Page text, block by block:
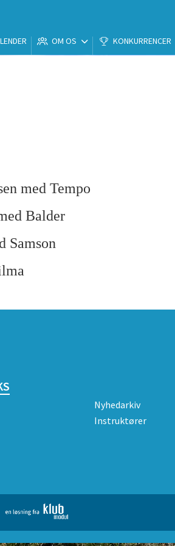
OM OS KONKURRENCER
med Tempo
Balder
Samson
Nyhedarkiv
Instruktører